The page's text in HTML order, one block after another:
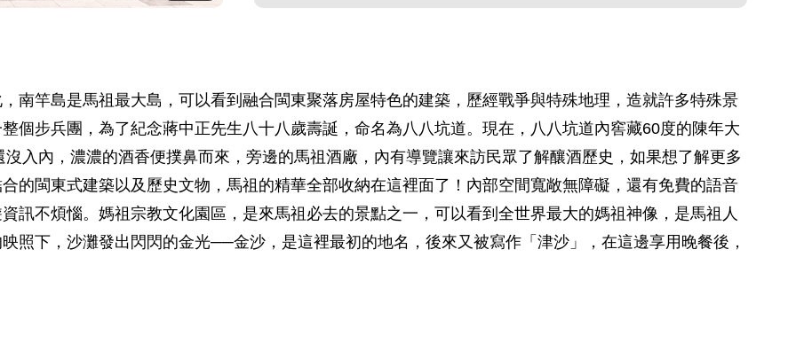
南竿島是馬祖最大島，可以看到融合閩東聚落房屋特色的建築，歷經戰爭與特殊地理，造就許多特殊景
個步兵團，為了紀念蔣中正先生八十八歲壽誕，命名為八八坑道。現在，八八坑道內窖藏60度的陳年大
入內，濃濃的酒香便撲鼻而來，旁邊的馬祖酒廠，內有導覽讓來訪民眾了解釀酒歷史，如果想了解更多
的閩東式建築以及歷史文物，馬祖的精華全部收納在這裡面了！內部空間寬敞無障礙，還有免費的語音
訊不煩惱。媽祖宗教文化園區，是來馬祖必去的景點之一，可以看到全世界最大的媽祖神像，是馬祖人
照下，沙灘發出閃閃的金光──金沙，是這裡最初的地名，後來又被寫作「津沙」，在這邊享用晚餐後，